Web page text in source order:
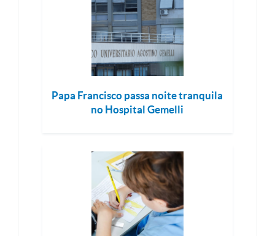
Papa Francisco passa noite tranquila
no Hospital Gemelli